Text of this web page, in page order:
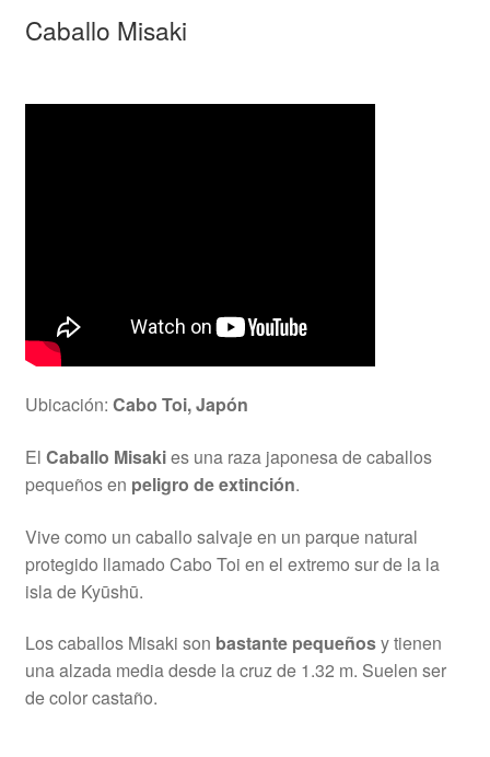
Caballo Misaki
Ubicación: Cabo Toi, Japón
El Caballo Misakies una raza japonesa de caballos
pequeños en peligro de extinción.
Vive como un caballo salvaje en un parque natural
protegido llamado Cabo Toi en el extremo sur de la la
isla de Kyūshū.
Los caballos Misaki son bastante pequeñosy tienen
una alzada media desde la cruz de 1.32 m. Suelen ser
de color castaño.